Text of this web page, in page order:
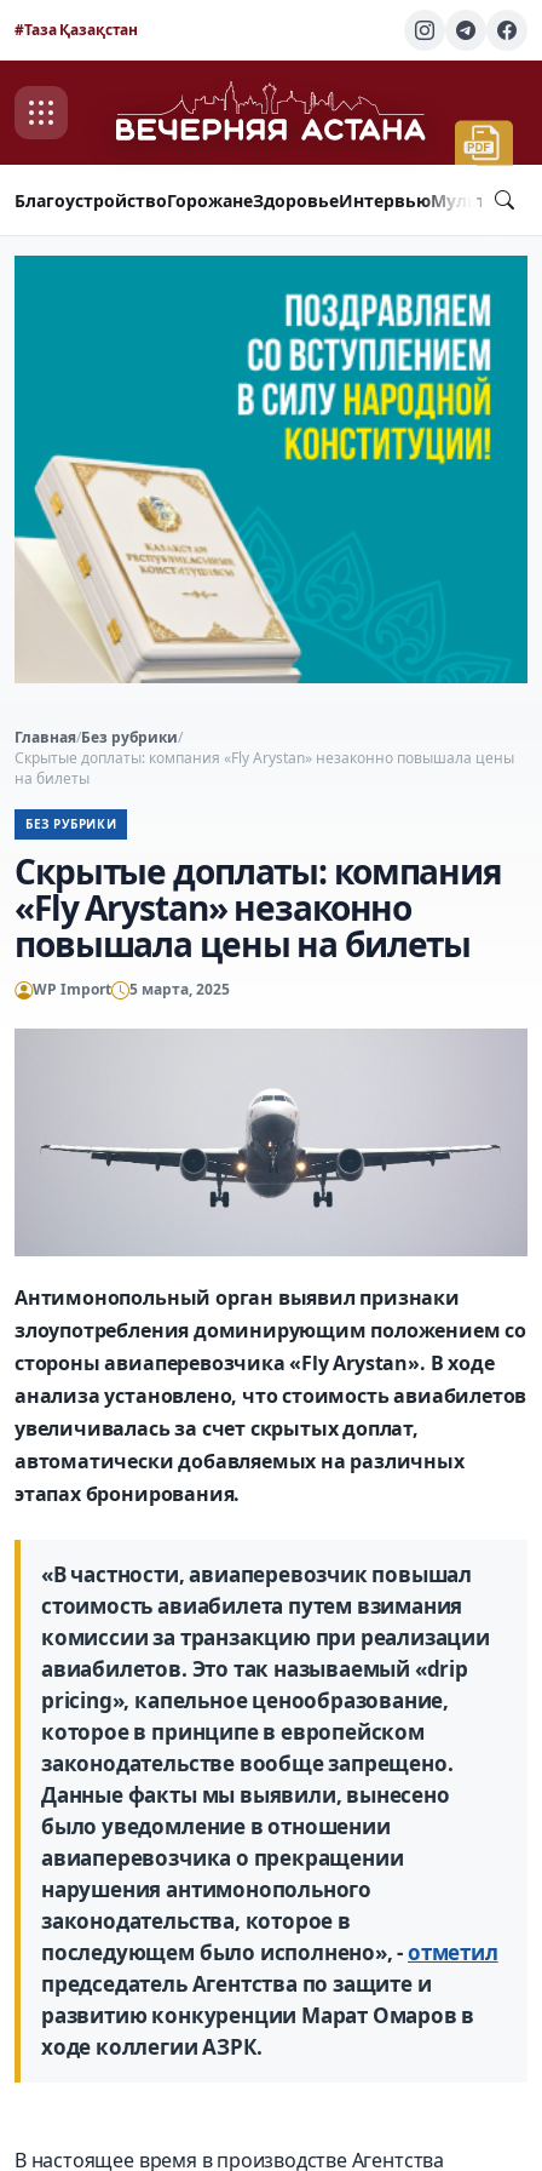
#Таза Қазақстан
БлагоустройствоГорожанеЗдоровьеИнтервью
Главная/Без рубрики/
Скрытые доплаты: компания «Fly Arystan» незаконно повышала цены
на билеты
БЕЗ РУБРИКИ
Скрытые доплаты: компания
«Fly Arystan» незаконно
повышала цены на билеты
WP Import 5 марта, 2025
Антимонопольный орган выявил признаки
злоупотребления доминирующим положением со
стороны авиаперевозчика «Fly Arystan». В ходе
анализа установлено, что стоимость авиабилетов
увеличивалась за счет скрытых доплат,
автоматически добавляемых на различных
этапах бронирования.
«В частности, авиаперевозчик повышал
стоимость авиабилета путем взимания
комиссии за транзакцию при реализации
авиабилетов. Это так называемый «drip
pricing», капельное ценообразование,
которое в принципе в европейском
законодательстве вообще запрещено.
Данные факты мы выявили, вынесено
было уведомление в отношении
авиаперевозчика о прекращении
нарушения антимонопольного
законодательства, которое в
последующем было исполнено», -отметил
председатель Агентства по защите и
развитию конкуренции Марат Омаров в
ходе коллегии АЗРК.
В настоящее время в производстве Агентства